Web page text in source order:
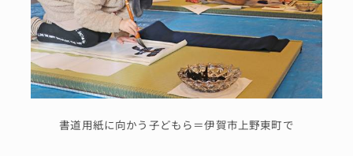
書道用紙に向かう子どもら＝伊賀市上野東町で